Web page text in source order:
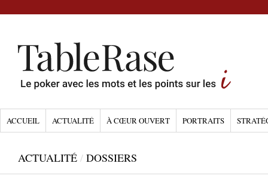
ACCUEIL ACTUALITÉ À CŒUR OUVERT PORTRAITS
ACTUALITÉ / DOSSIERS